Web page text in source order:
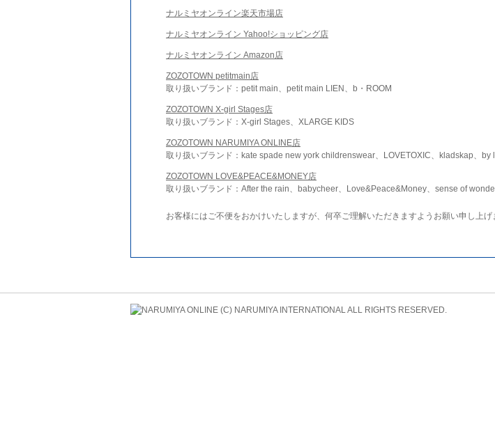
ナルミヤオンライン楽天市場店
ナルミヤオンライン Yahoo!ショッピング店
ナルミヤオンライン Amazon店
ZOZOTOWN petitmain店
取り扱いブランド：petit main、petit main LIEN、b・ROOM
ZOZOTOWN X-girl Stages店
取り扱いブランド：X-girl Stages、XLARGE KIDS
ZOZOTOWN NARUMIYA ONLINE店
取り扱いブランド：kate spade new york childrenswear、LOVETOXIC、kladskap、
ZOZOTOWN LOVE&PEACE&MONEY店
取り扱いブランド：After the rain、babycheer、Love&Peace&Money、sense of
お客様にはご不便をおかけいたしますが、何卒ご理解いただきますようお願い申し上げ